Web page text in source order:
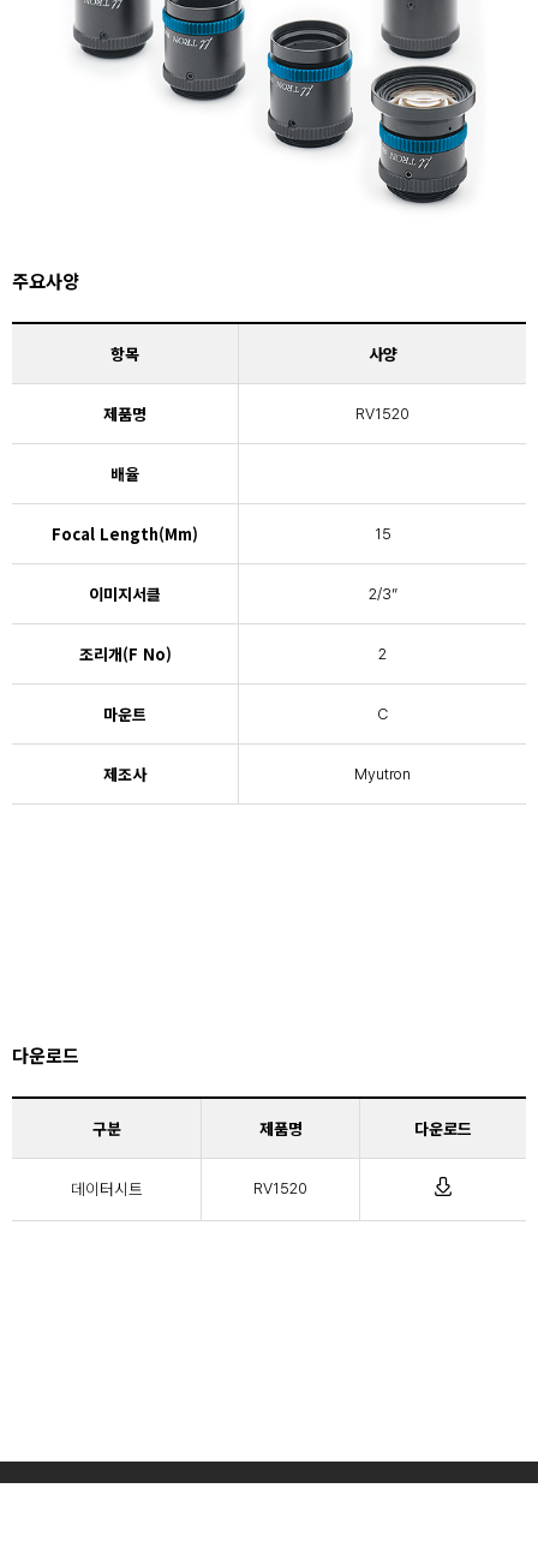
주요사양
항목 사양
제품명 RV1520
배율
Focal Length(mm) 15
이미지서클 2/3”
조리개(F No) 2
마운트 C
제조사 Myutron
다운로드
구분 제품명 다운로드
데이터시트 RV1520